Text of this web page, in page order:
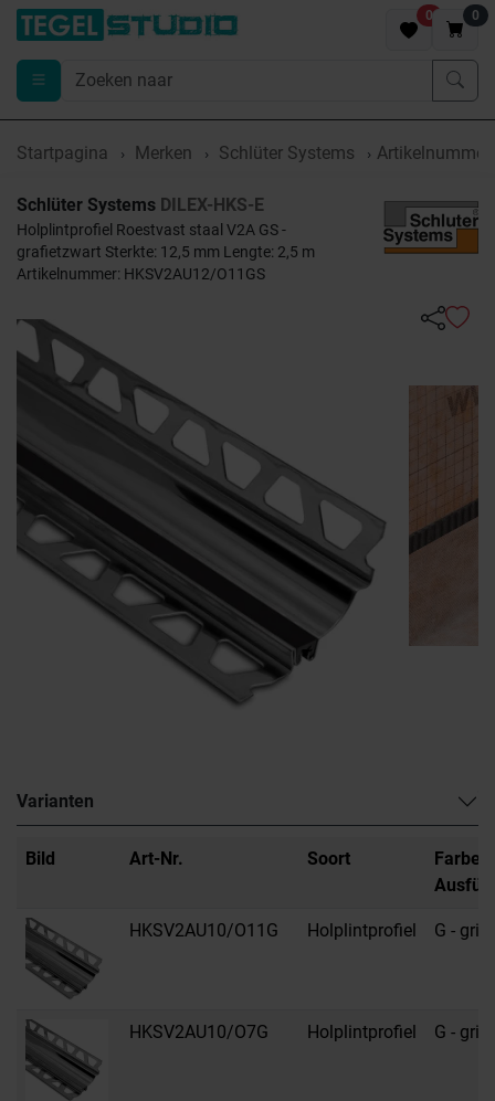
0 0
Startpagina Merken Schlüter Systems Artikelnummer
Schlüter Systems DILEX-HKS-E
Holplintprofiel Roestvast staal V2A GS -
grafietzwart Sterkte: 12,5 mm Lengte: 2,5 m
Artikelnummer: HKSV2AU12/O11GS
Varianten
Bild Art-Nr. Soort
Farbe /
HKSV2AU10/O11G Holplintprofiel G - grijs
HKSV2AU10/O7G Holplintprofiel G - grijs